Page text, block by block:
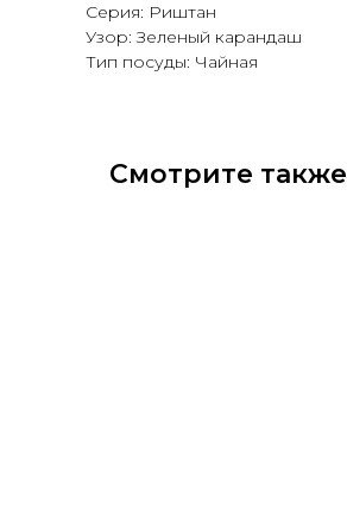
Серия: Риштан
Узор: Зеленый карандаш
Тип посуды: Чайная
Смотрите также